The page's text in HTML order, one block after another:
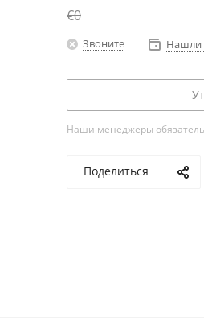
€0
Звоните Нашли
Наши менеджеры
Поделиться